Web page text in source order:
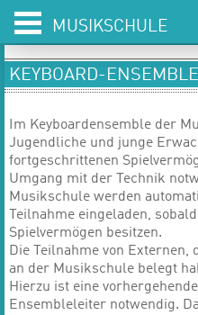
MUSIKSCHULE
KEYBOARD-ENSEMBLE
Im Keyboardensemble der
Jugendliche und junge
fortgeschrittenen
Umgang mit der Technik
Musikschule werden
Teilnahme eingeladen,
Spielvermögen besitzen.
Die Teilnahme von
an der Musikschule belegt
Hierzu ist eine
Ensembleleiter notwendig.